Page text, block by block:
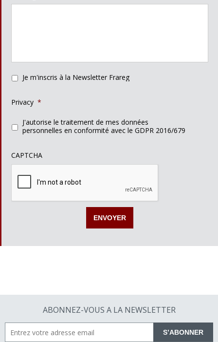
Je m'inscris à la Newsletter Frareg
Privacy *
J'autorise le traitement de mes données
personnelles en conformité avec le GDPR 2016/679
CAPTCHA
ABONNEZ-VOUS A LA NEWSLETTER
S’ABONNER